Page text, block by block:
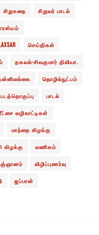
சிறுகதை சிறுவர் பாடல்
செய்திகள்
தகவல்-சிவகுமார் திவியா.
தொழில்நுட்பம்
படத்தொகுப்பு பாடல்
வழிகாட்டிகள்
மாந்தை கிழக்கு
கிழக்கு வணிகம்
விழிப்புணர்வு
ஜப்பான்